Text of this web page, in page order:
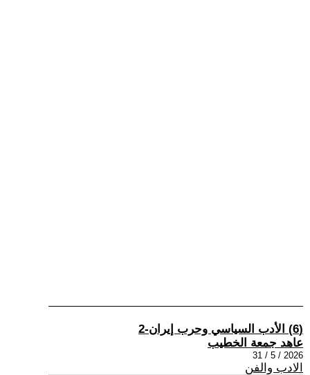
(6) الأدب السياسي وحرب إيران-2
عاهد جمعة الخطيب
2026 / 5 / 31
الادب والفن